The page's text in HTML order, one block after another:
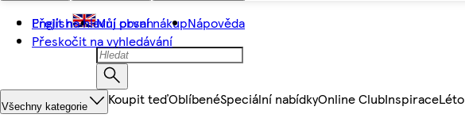
Přejít na hlavní obsah
Přeskočit na vyhledávání
English Můj první nákupNápověda
Všechny kategorie Koupit teďOblíbenéSpeciální nabídkyOnline ClubInspiraceLéto